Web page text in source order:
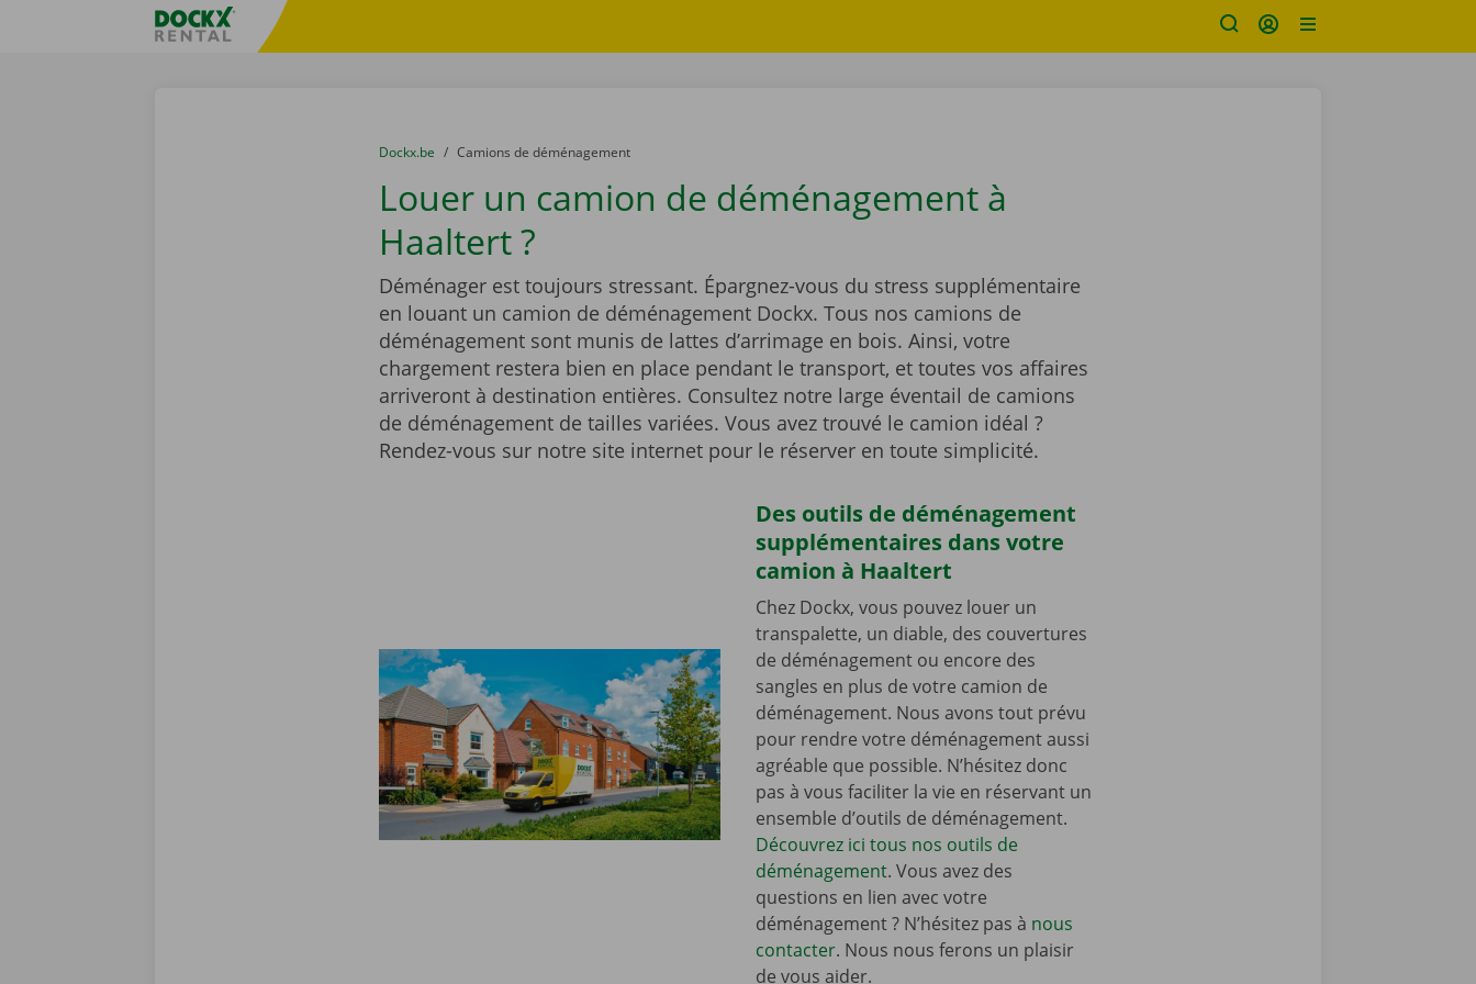
sitename
You are here:
du
Dockx.be to
Camions de déménagement
Louer un camion de déménagement à
Haaltert ?
Déménager est toujours stressant. Épargnez-vous du stress supplémentaire
en louant un camion de déménagement Dockx. Tous nos camions de
déménagement sont munis de lattes d’arrimage en bois. Ainsi, votre
chargement restera bien en place pendant le transport, et toutes vos affaires
arriveront à destination entières. Consultez notre large éventail de camions
de déménagement de tailles variées. Vous avez trouvé le camion idéal ?
Rendez-vous sur notre site internet pour le réserver en toute simplicité.
Des outils de déménagement
supplémentaires dans votre
camion à Haaltert
Chez Dockx, vous pouvez louer un
transpalette, un diable, des couvertures
de déménagement ou encore des
sangles en plus de votre camion de
déménagement. Nous avons tout prévu
pour rendre votre déménagement aussi
agréable que possible. N’hésitez donc
pas à vous faciliter la vie en réservant un
ensemble d’outils de déménagement.
Découvrez ici tous nos outils de
déménagement. Vous avez des
questions en lien avec votre
déménagement ? N’hésitez pas à nous
contacter. Nous nous ferons un plaisir
de vous aider.